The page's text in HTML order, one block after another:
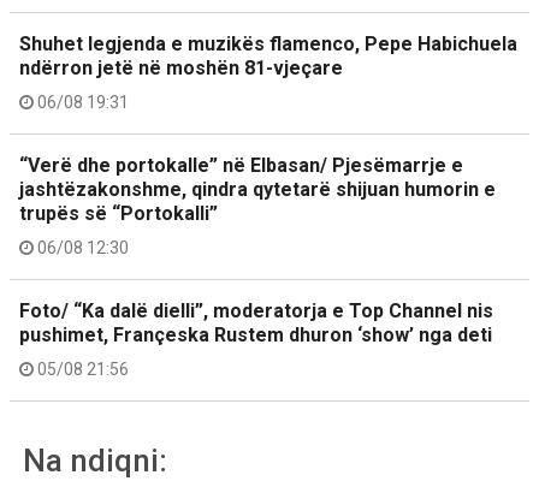
Shuhet legjenda e muzikës flamenco, Pepe Habichuela
ndërron jetë në moshën 81-vjeçare
06/08 19:31
“Verë dhe portokalle” në Elbasan/ Pjesëmarrje e
jashtëzakonshme, qindra qytetarë shijuan humorin e
trupës së “Portokalli”
06/08 12:30
Foto/ “Ka dalë dielli”, moderatorja e Top Channel nis
pushimet, Françeska Rustem dhuron ‘show’ nga deti
05/08 21:56
Na ndiqni: